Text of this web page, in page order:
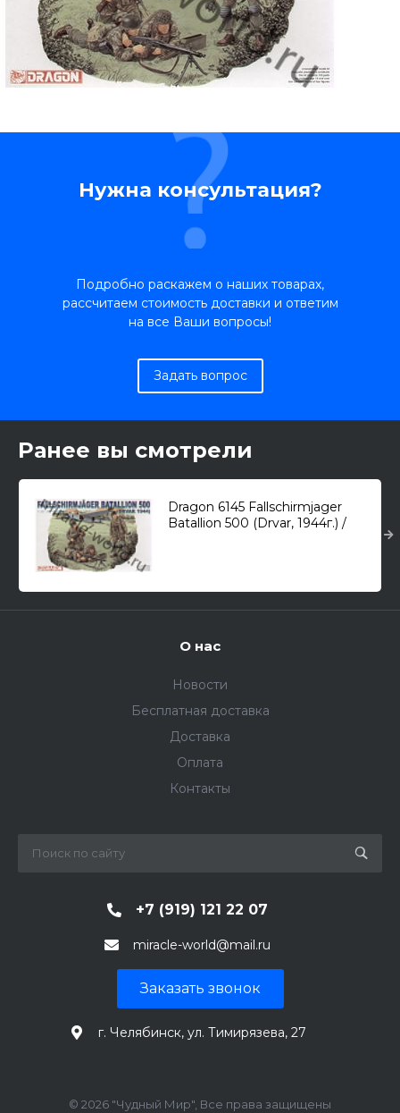
Нужна консультация?
Подробно раскажем о наших товарах,
рассчитаем стоимость доставки и ответим
на все Ваши вопросы!
Задать вопрос
Ранее вы смотрели
Dragon 6145 Fallschirmjager
Batallion 500 (Drvar, 1944г.) /
О нас
Новости
Бесплатная доставка
Доставка
Оплата
Контакты
+7 (919) 121 22 07
miracle-world@mail.ru
Заказать звонок
г. Челябинск, ул. Тимирязева, 27
© 2026 "Чудный Мир", Все права защищены